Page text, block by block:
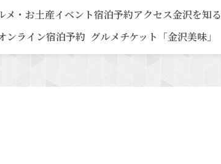
メ・お土産イベント宿泊予約アクセス金沢を知る
ンライン宿泊予約 グルメチケット「金沢美味」